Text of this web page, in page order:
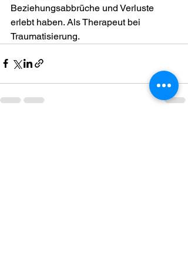
Beziehungsabbrüche und Verluste
erlebt haben. Als Therapeut bei
Traumatisierung.